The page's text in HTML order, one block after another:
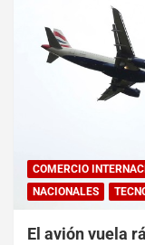
COMERCIO
NACIONALES
El avión vuela